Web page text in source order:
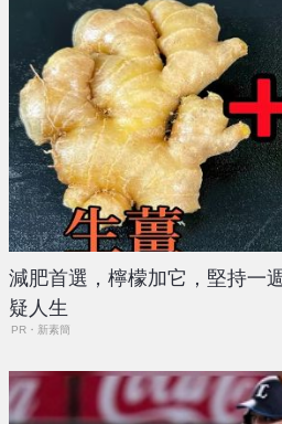
減肥首選，檸檬加它，堅持一
疑人生
PR・新素簡